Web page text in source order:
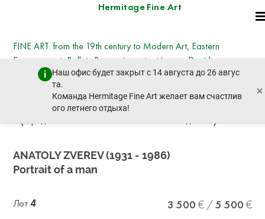
Hermitage Fine Art
Наш офис будет закрыт с 14 августа до 26 авгус
та.
Команда Hermitage Fine Art желает вам счастлив
ого летнего отдыха!
×
FINE ART: from the 19th century to Modern Art, Eastern
European art, Ballets Russes, important icons - David
Hockney, Kotarbinsky, Nesterov, Goncharova,
Deineka, Vysotsky
вторник, 21 октября 2025 г. - 14:30
ANATOLY ZVEREV (1931 - 1986)
Portrait of a man
Лот4 3 500 5 500